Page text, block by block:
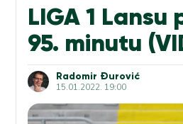
LIGA 1 Lansu
95. minutu
Radomir Đurović
15.01.2022. 19:00